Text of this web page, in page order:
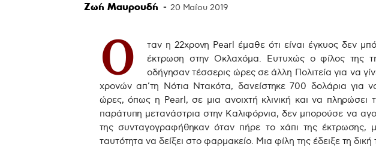
Ζωή Μαυρουδή - 20 Μαΐου 2019
Ό
ταν η 22χρονη Pearl έμαθε ότι είναι έγκυος δεν
έκτρωση στην Οκλαχόμα. Ευτυχώς ο φίλος της
οδήγησαν τέσσερις ώρες σε άλλη Πολιτεία για να
χρονών απ’τη Νότια Ντακότα, δανείστηκε 700 δολάρια για
ώρες, όπως η Pearl, σε μια ανοιχτή κλινική και να πληρώσει
παράτυπη μετανάστρια στην Καλιφόρνια, δεν μπορούσε να
της συνταγογραφήθηκαν όταν πήρε το χάπι της έκτρωσης,
ταυτότητα να δείξει στο φαρμακείο. Μια φίλη της έδειξε τη δική